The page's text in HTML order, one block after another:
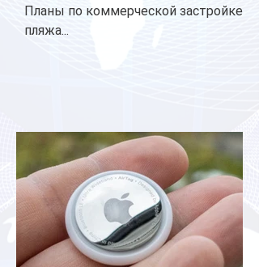
Планы по коммерческой застройке
пляжа...